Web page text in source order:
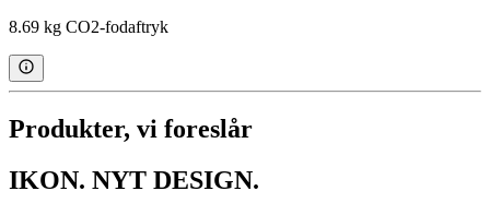
8.69 kg CO2-fodaftryk
Produkter, vi foreslår
IKON. NYT DESIGN.